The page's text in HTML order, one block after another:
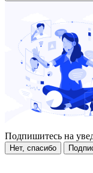
Подпишитесь на
Нет, спасибо